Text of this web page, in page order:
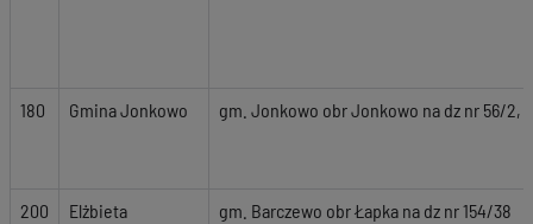
180 Gmina Jonkowo gm. Jonkowo obr Jonkowo na dz nr 56/2,
200
Elżbieta
gm. Barczewo obr Łapka na dz nr 154/38